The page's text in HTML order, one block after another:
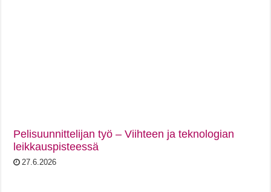
Pelisuunnittelijan työ – Viihteen ja teknologian
leikkauspisteessä
27.6.2026